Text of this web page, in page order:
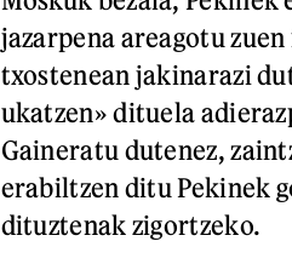
jazarpena areagotu
txostenean jakinarazi
ukatzen» dituela
Gaineratu dutenez,
erabiltzen ditu Pekinek
dituztenak zigortzeko.